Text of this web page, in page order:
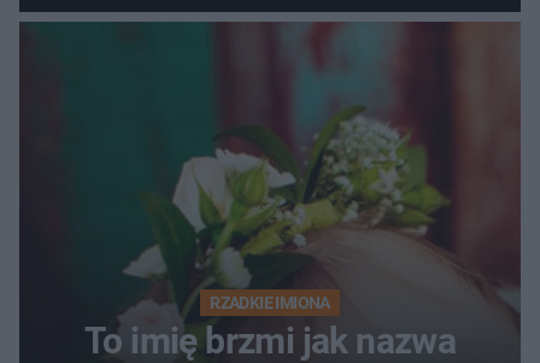
RZADKIE IMIONA
To imię brzmi jak nazwa